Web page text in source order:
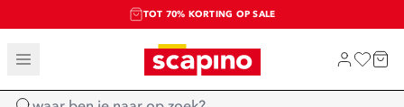
TOT 70% KORTING OP SALE
SALE: LAATSTE KANS!
SHOP NIEUW
Home